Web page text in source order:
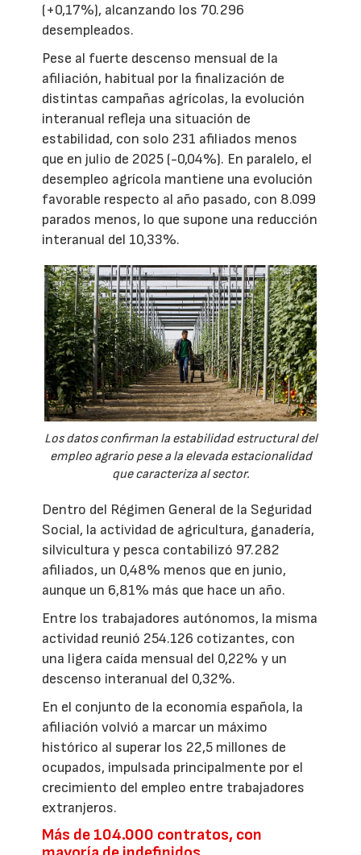
(+0,17%), alcanzando los 70.296
desempleados.
Pese al fuerte descenso mensual de la
afiliación, habitual por la finalización de
distintas campañas agrícolas, la evolución
interanual refleja una situación de
estabilidad, con solo 231 afiliados menos
que en julio de 2025 (-0,04%). En paralelo, el
desempleo agrícola mantiene una evolución
favorable respecto al año pasado, con 8.099
parados menos, lo que supone una reducción
interanual del 10,33%.
Los datos confirman la estabilidad estructural del
empleo agrario pese a la elevada estacionalidad
que caracteriza al sector.
Dentro del Régimen General de la Seguridad
Social, la actividad de agricultura, ganadería,
silvicultura y pesca contabilizó 97.282
afiliados, un 0,48% menos que en junio,
aunque un 6,81% más que hace un año.
Entre los trabajadores autónomos, la misma
actividad reunió 254.126 cotizantes, con
una ligera caída mensual del 0,22% y un
descenso interanual del 0,32%.
En el conjunto de la economía española, la
afiliación volvió a marcar un máximo
histórico al superar los 22,5 millones de
ocupados, impulsada principalmente por el
crecimiento del empleo entre trabajadores
extranjeros.
Más de 104.000 contratos, con